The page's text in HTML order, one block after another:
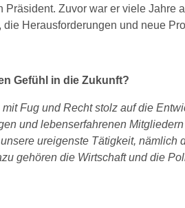
Zuvor war er viele
Herausforderungen und neue
Gefühl in die Zukunft?
Fug und Recht stolz auf die
und lebenserfahrenen
ureigenste Tätigkeit,
gehören die Wirtschaft und die